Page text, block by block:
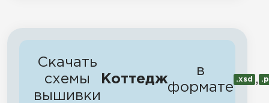
Скачать
схемы
вышивки
Коттедж
в
формате
.xsd ,